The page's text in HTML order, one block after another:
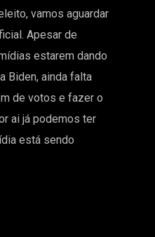
vamos aguardar
Apesar de
estarem dando
Biden, ainda falta
de votos e fazer o
ai já podemos ter
está sendo